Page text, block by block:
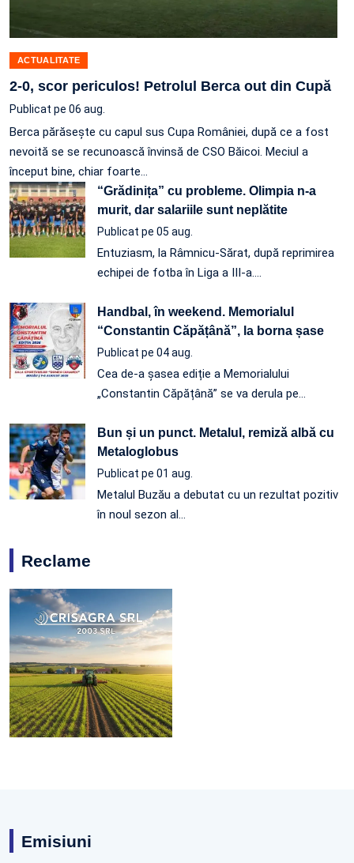
ACTUALITATE
2-0, scor periculos! Petrolul Berca out din Cupă
Publicat pe 06 aug.
Berca părăsește cu capul sus Cupa României, după ce a fost
nevoită se se recunoască învinsă de CSO Băicoi. Meciul a
început bine, chiar foarte…
“Grădinița” cu probleme. Olimpia n-a
murit, dar salariile sunt neplătite
Publicat pe 05 aug.
Entuziasm, la Râmnicu-Sărat, după reprimirea
echipei de fotba în Liga a III-a.…
Handbal, în weekend. Memorialul
“Constantin Căpățână”, la borna șase
Publicat pe 04 aug.
Cea de-a șasea ediție a Memorialului
„Constantin Căpățână” se va derula pe…
Bun și un punct. Metalul, remiză albă cu
Metaloglobus
Publicat pe 01 aug.
Metalul Buzău a debutat cu un rezultat pozitiv
în noul sezon al…
Reclame
Emisiuni